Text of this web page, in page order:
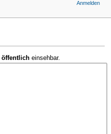
öffentlicheinsehbar.
Anmelden